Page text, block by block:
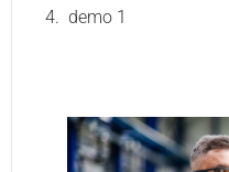
demo 1